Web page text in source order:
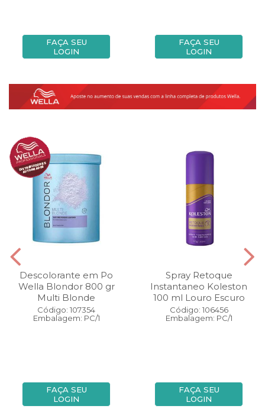
FAÇA SEU
LOGIN
FAÇA SEU
LOGIN
Descolorante em Po
Wella Blondor 800 gr
Multi Blonde
Código: 107354
Embalagem: PC/1
FAÇA SEU
LOGIN
Spray Retoque
Instantaneo Koleston
100 ml Louro Escuro
Código: 106456
Embalagem: PC/1
FAÇA SEU
LOGIN